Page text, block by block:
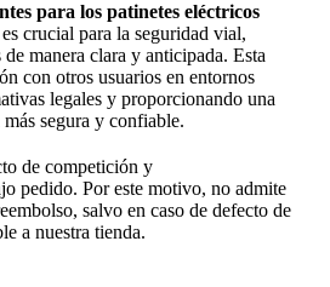
para los patinetes eléctricos
es crucial para la seguridad vial,
manera clara y anticipada. Esta
con otros usuarios en entornos
legales y proporcionando una
segura y confiable.
de competición y
pedido. Por este motivo, no admite
salvo en caso de defecto de
a nuestra tienda.